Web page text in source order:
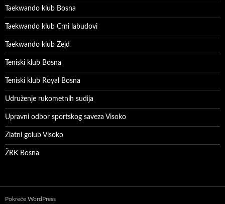
Taekwando klub Bosna
Taekwando klub Crni labudovi
Taekwando klub Zejd
Teniski klub Bosna
Teniski klub Royal Bosna
Udruženje rukometnih sudija
Upravni odbor sportskog saveza Visoko
Zlatni golub Visoko
ŽRK Bosna
Pokreće WordPress